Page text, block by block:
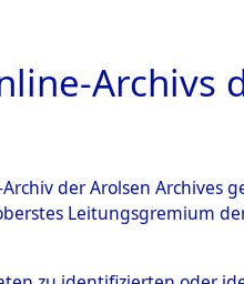
ARCHIVALE
Archivs
der Arolsen
Leitungsgremium